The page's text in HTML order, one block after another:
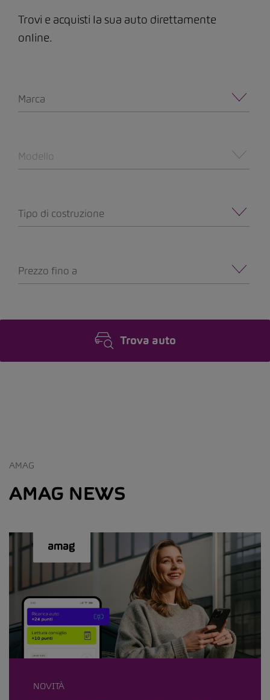
Trovi e acquisti la sua auto direttamente
online.
Marca
Modello
Tipo di costruzione
Prezzo fino a
Trova auto
AMAG
AMAG NEWS
NOVITÀ